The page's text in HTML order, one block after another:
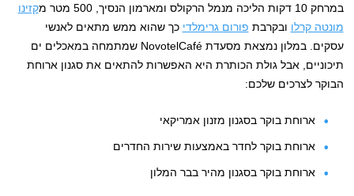
במרחק 10 דקות הליכה מנמל הרקולס ומארמון הנסיך, 500 מטר מ
קזינו
מונטה קרלו ובקרבת פורום גרימלדי כך שהוא ממש מתאים לאנשי
עסקים. במלון נמצאת מסעדת NovotelCafé שמתמחה במאכלים ים
תיכוניים, אבל גולת הכותרת היא האפשרות להתאים את סגנון ארוחת
הבוקר לצרכים שלכם:
ארוחת בוקר בסגנון מזנון אמריקאי
ארוחת בוקר לחדר באמצעות שירות החדרים
ארוחת בוקר בסגנון מהיר בבר המלון